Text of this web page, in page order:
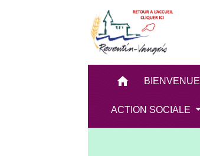
home BIENVENUE
ACTION SOCIALE